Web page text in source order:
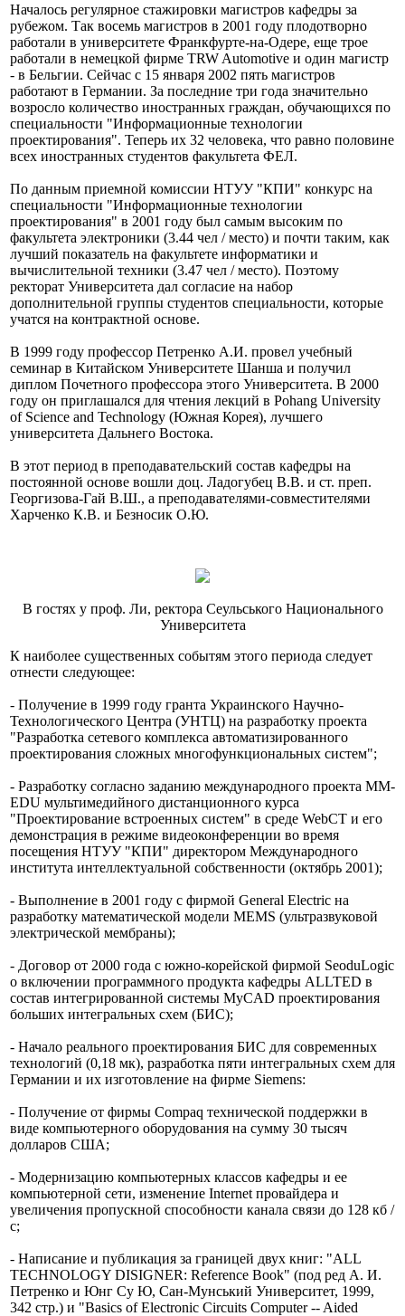
Началось регулярное стажировки магистров кафедры за
рубежом. Так восемь магистров в 2001 году плодотворно
работали в университете Франкфурте-на-Одере, еще трое
работали в немецкой фирме TRW Automotive и один магистр
- в Бельгии. Сейчас с 15 января 2002 пять магистров
работают в Германии. За последние три года значительно
возросло количество иностранных граждан, обучающихся по
специальности "Информационные технологии
проектирования". Теперь их 32 человека, что равно половине
всех иностранных студентов факультета ФЕЛ.
По данным приемной комиссии НТУУ "КПИ" конкурс на
специальности "Информационные технологии
проектирования" в 2001 году был самым высоким по
факультета электроники (3.44 чел / место) и почти таким, как
лучший показатель на факультете информатики и
вычислительной техники (3.47 чел / место). Поэтому
ректорат Университета дал согласие на набор
дополнительной группы студентов специальности, которые
учатся на контрактной основе.
В 1999 году профессор Петренко А.И. провел учебный
семинар в Китайском Университете Шанша и получил
диплом Почетного профессора этого Университета. В 2000
году он приглашался для чтения лекций в Pohang University
of Science and Technology (Южная Корея), лучшего
университета Дальнего Востока.
В этот период в преподавательский состав кафедры на
постоянной основе вошли доц. Ладогубец В.В. и ст. преп.
Георгизова-Гай В.Ш., а преподавателями-совместителями
Харченко К.В. и Безносик О.Ю.
В гостях у проф. Ли, ректора Сеульського Национального
Университета
К наиболее существенных событям этого периода следует
отнести следующее:
- Получение в 1999 году гранта Украинского Научно-
Технологического Центра (УНТЦ) на разработку проекта
"Разработка сетевого комплекса автоматизированного
проектирования сложных многофункциональных систем";
- Разработку согласно заданию международного проекта MM-
EDU мультимедийного дистанционного курса
"Проектирование встроенных систем" в среде WebCT и его
демонстрация в режиме видеоконференции во время
посещения НТУУ "КПИ" директором Международного
института интеллектуальной собственности (октябрь 2001);
- Выполнение в 2001 году с фирмой General Electric на
разработку математической модели MEMS (ультразвуковой
электрической мембраны);
- Договор от 2000 года с южно-корейской фирмой SeoduLogic
о включении программного продукта кафедры ALLTED в
состав интегрированной системы MyCAD проектирования
больших интегральных схем (БИС);
- Начало реального проектирования БИС для современных
технологий (0,18 мк), разработка пяти интегральных схем для
Германии и их изготовление на фирме Siemens:
- Получение от фирмы Соmpaq технической поддержки в
виде компьютерного оборудования на сумму 30 тысяч
долларов США;
- Модернизацию компьютерных классов кафедры и ее
компьютерной сети, изменение Internet провайдера и
увеличения пропускной способности канала связи до 128 кб /
с;
- Написание и публикация за границей двух книг: "ALL
TECHNOLOGY DISIGNER: Reference Book" (под ред А. И.
Петренко и Юнг Су Ю, Сан-Мунський Университет, 1999,
342 стр.) и "Basics of Electronic Circuits Computer -- Aided